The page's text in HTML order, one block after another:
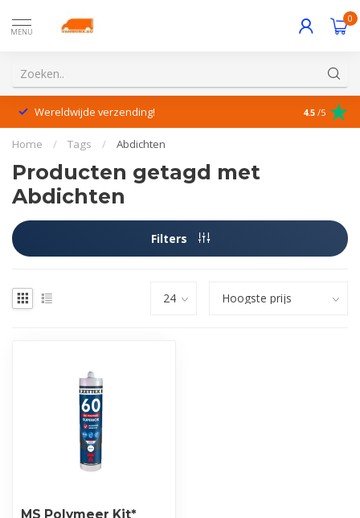
MENU
0
Wereldwijde verzending! 4.5 /5
Home / Tags / Abdichten
Producten getagd met
Abdichten
Filters
MS Polymeer Kit*